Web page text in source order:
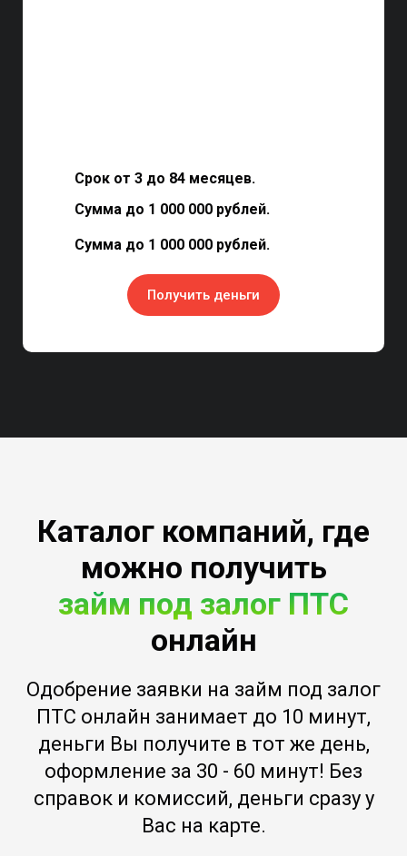
Срок от 3 до 84 месяцев.
Сумма до 1 000 000 рублей.
Сумма до 1 000 000 рублей.
Получить деньги
Каталог компаний, где
можно получить
займ под залог ПТС
онлайн
Одобрение заявки на займ под залог
ПТС онлайн занимает до 10 минут,
деньги Вы получите в тот же день,
оформление за 30 - 60 минут! Без
справок и комиссий, деньги сразу у
Вас на карте.